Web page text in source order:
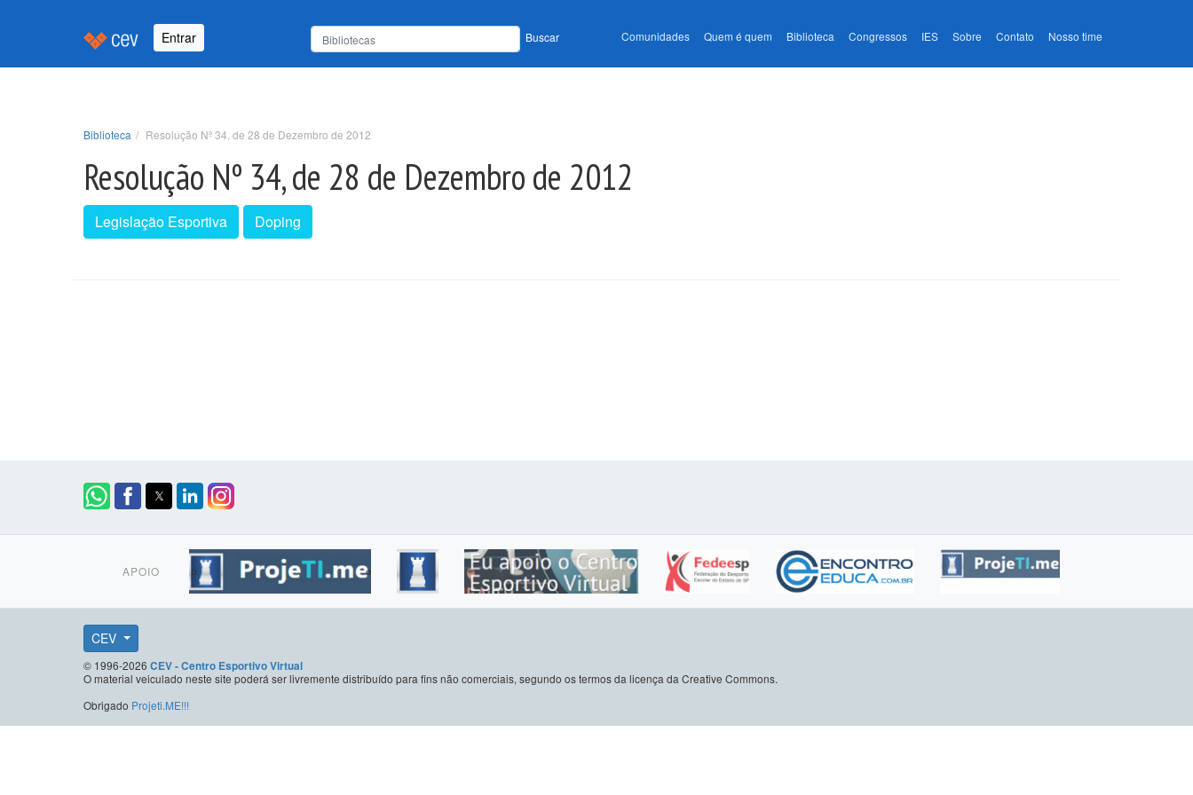
Entrar Buscar Comunidades Quem é quem Biblioteca Congressos IES Sobre Contato Nosso time
Biblioteca Resolução Nº 34, de 28 de Dezembro de 2012
Resolução Nº 34, de 28 de Dezembro de 2012
Legislação Esportiva Doping
APOIO
CEV
© 1996-2026 CEV - Centro Esportivo Virtual
O material veiculado neste site poderá ser livremente distribuído para fins não comerciais, segundo os termos da licença da Creative Commons.
Obrigado Projeti.ME!!!